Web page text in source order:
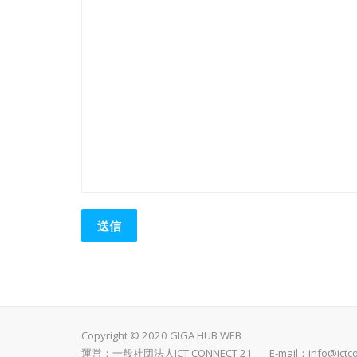
Copyright © 2020 GIGA HUB WEB
運営：一般社団法人ICT CONNECT 21 E-mail：